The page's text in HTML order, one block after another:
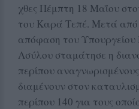
χθες Πέμπτη 18 Μαΐου
του Καρά Τεπέ. Μετά από
απόφαση του Υπουργείου
Ασύλου σταμάτησε η
περίπου
διαμένουν στον
περίπου 140 για τους